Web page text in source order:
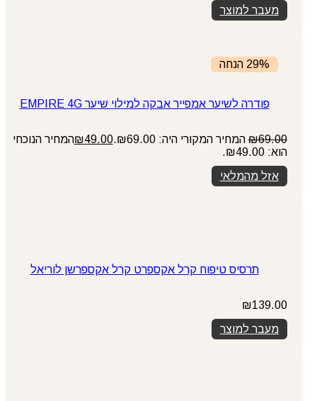
מעבר למוצר
29% הנחה
פודרה לשיער אמפייר אבקה למילוי שיער EMPIRE 4G
₪69.00 המחיר המקורי היה: ₪69.00. ₪49.00
המחיר הנוכחי
הוא: ₪49.00.
אזל מהמלאי
תרסיס טיפוח קרל אקספרט קרל אקספרשן לוריאל
₪139.00
מעבר למוצר